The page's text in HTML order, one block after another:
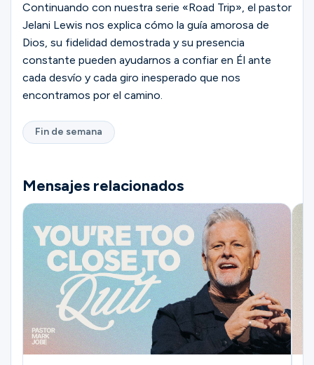
Continuando con nuestra serie «Road Trip», el pastor
Jelani Lewis nos explica cómo la guía amorosa de
Dios, su fidelidad demostrada y su presencia
constante pueden ayudarnos a confiar en Él ante
cada desvío y cada giro inesperado que nos
encontramos por el camino.
Fin de semana
Mensajes relacionados